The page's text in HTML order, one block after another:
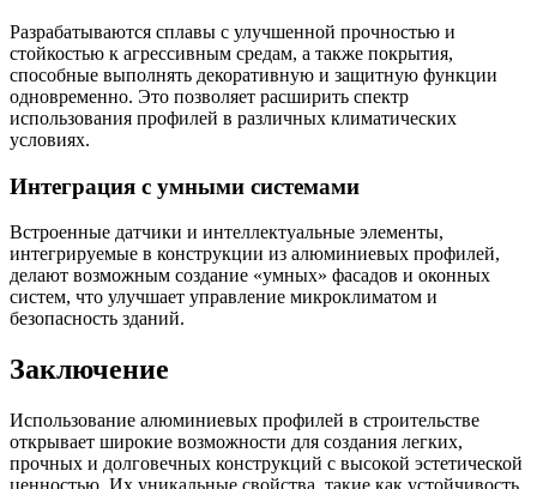
Разрабатываются сплавы с улучшенной прочностью и
стойкостью к агрессивным средам, а также покрытия,
способные выполнять декоративную и защитную функции
одновременно. Это позволяет расширить спектр
использования профилей в различных климатических
условиях.
Интеграция с умными системами
Встроенные датчики и интеллектуальные элементы,
интегрируемые в конструкции из алюминиевых профилей,
делают возможным создание «умных» фасадов и оконных
систем, что улучшает управление микроклиматом и
безопасность зданий.
Заключение
Использование алюминиевых профилей в строительстве
открывает широкие возможности для создания легких,
прочных и долговечных конструкций с высокой эстетической